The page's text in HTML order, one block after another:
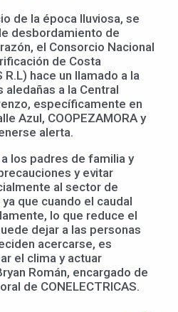
de la época lluviosa, se
desbordamiento de
el Consorcio Nacional
de Costa
R.L) hace un llamado a la
a la Central
específicamente en
Azul, COOPEZAMORA y
alerta.
los padres de familia y
y evitar
al sector de
ya que cuando el caudal
lo que reduce el
dejar a las personas
acercarse, es
el clima y actuar
Román, encargado de
de CONELECTRICAS.